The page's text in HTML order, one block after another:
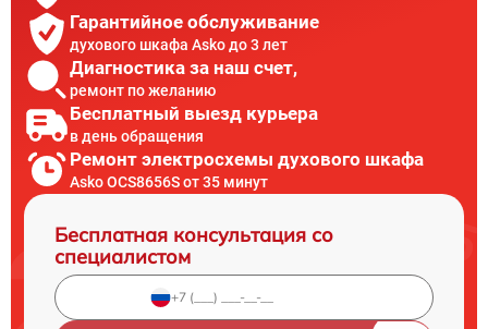
Гарантийное обслуживание
духового шкафа Asko до 3 лет
Диагностика за наш счет,
ремонт по желанию
Бесплатный выезд курьера
в день обращения
Ремонт электросхемы духового шкафа
Asko OCS8656S от 35 минут
Бесплатная консультация со
специалистом